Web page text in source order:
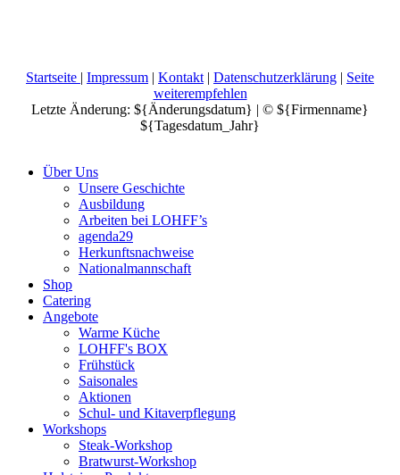
Startseite | Impressum | Kontakt | Datenschutzerklärung | Seite
weiterempfehlen
Letzte Änderung: ${Änderungsdatum} | © ${Firmenname}
${Tagesdatum_Jahr}
Über Uns
Unsere Geschichte
Ausbildung
Arbeiten bei LOHFF’s
agenda29
Herkunftsnachweise
Nationalmannschaft
Shop
Catering
Angebote
Warme Küche
LOHFF's BOX
Frühstück
Saisonales
Aktionen
Schul- und Kitaverpflegung
Workshops
Steak-Workshop
Bratwurst-Workshop